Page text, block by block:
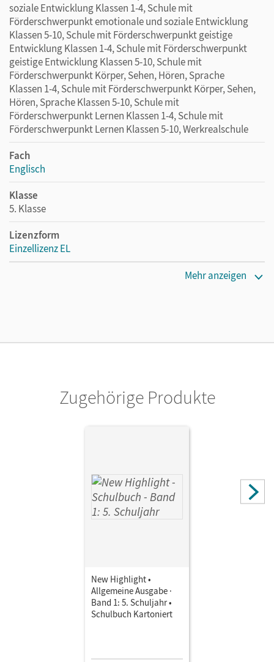
soziale Entwicklung Klassen 1-4, Schule mit
Förderschwerpunkt emotionale und soziale Entwicklung
Klassen 5-10, Schule mit Förderschwerpunkt geistige
Entwicklung Klassen 1-4, Schule mit Förderschwerpunkt
geistige Entwicklung Klassen 5-10, Schule mit
Förderschwerpunkt Körper, Sehen, Hören, Sprache
Klassen 1-4, Schule mit Förderschwerpunkt Körper, Sehen,
Hören, Sprache Klassen 5-10, Schule mit
Förderschwerpunkt Lernen Klassen 1-4, Schule mit
Förderschwerpunkt Lernen Klassen 5-10, Werkrealschule
Fach
Englisch
Klasse
5. Klasse
Lizenzform
Einzellizenz EL
Mehr anzeigen
Zugehörige Produkte
New Highlight •
Allgemeine Ausgabe ·
Band 1: 5. Schuljahr •
Schulbuch Kartoniert